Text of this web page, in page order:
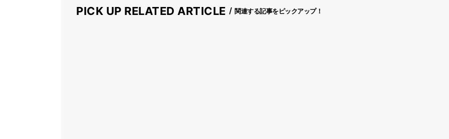
PICK UP RELATED ARTICLE 関連する記事をピックアップ！